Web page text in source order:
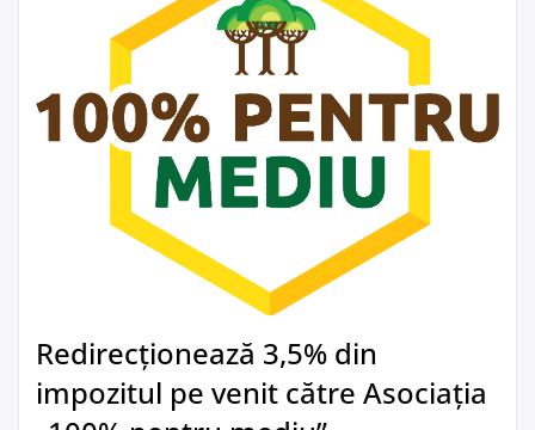
Redirecționează 3,5% din
impozitul pe venit către Asociația